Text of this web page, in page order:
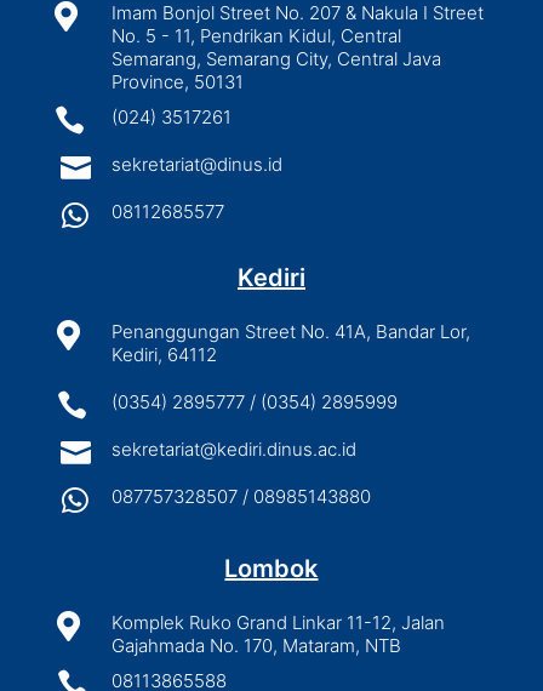

Imam Bonjol Street No. 207 & Nakula I Street
No. 5 - 11, Pendrikan Kidul, Central
Semarang, Semarang City, Central Java
Province, 50131
 (024) 3517261
 sekretariat@dinus.id
 08112685577
Kediri

Penanggungan Street No. 41A, Bandar Lor,
Kediri, 64112
 (0354) 2895777 / (0354) 2895999
 sekretariat@kediri.dinus.ac.id
 087757328507 / 08985143880
Lombok

Komplek Ruko Grand Linkar 11-12, Jalan
Gajahmada No. 170, Mataram, NTB
 08113865588